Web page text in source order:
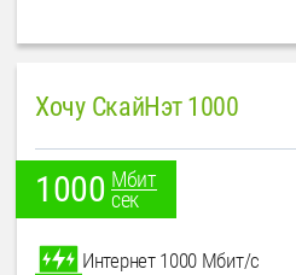
Хочу СкайНэт 1000
1000 Мбит
сек
Интернет 1000 Мбит/с